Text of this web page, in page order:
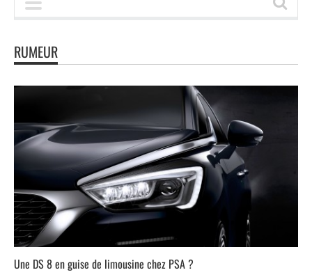
RUMEUR
Une DS 8 en guise de limousine chez PSA ?